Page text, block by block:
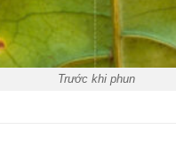
Trước khi phun